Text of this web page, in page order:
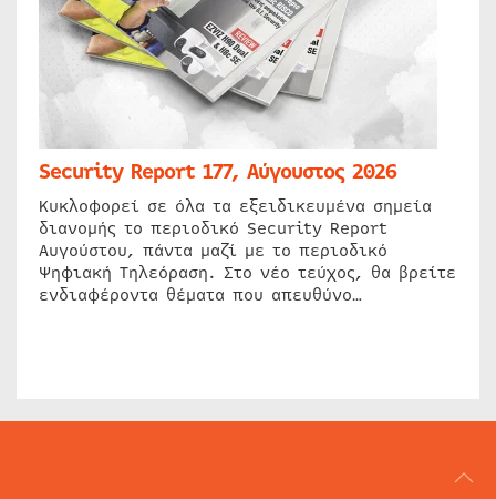
Security Report 177, Αύγουστος 2026
Κυκλοφορεί σε όλα τα εξειδικευμένα σημεία
διανομής το περιοδικό Security Report
Αυγούστου, πάντα μαζί με το περιοδικό
Ψηφιακή Τηλεόραση. Στο νέο τεύχος, θα βρείτε
ενδιαφέροντα θέματα που απευθύνο…